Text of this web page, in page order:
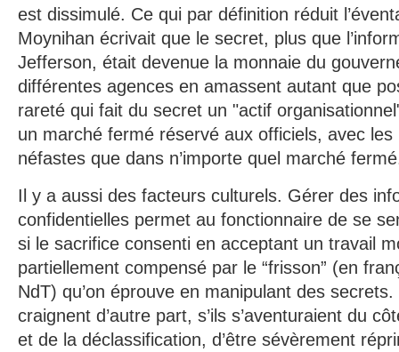
est dissimulé. Ce qui par définition réduit
Moynihan écrivait que le secret, plus que
Jefferson, était devenue la monnaie du
différentes agences en amassent autant que
rareté qui fait du secret un "actif
un marché fermé réservé aux officiels, avec
néfastes que dans n’importe quel marché
Il y a aussi des facteurs culturels. Gérer des
confidentielles permet au fonctionnaire de se
si le sacrifice consenti en acceptant un travail
partiellement compensé par le “frisson” (en
NdT) qu’on éprouve en manipulant des
craignent d’autre part, s’ils s’aventuraient du
et de la déclassification, d’être sévèrement